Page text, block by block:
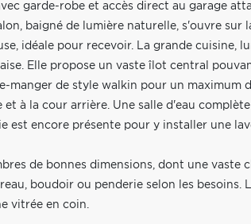
garde-robe et accès direct au garage
baigné de lumière naturelle, s'ouvre sur
idéale pour recevoir. La grande cuisine,
Elle propose un vaste îlot central
manger de style walkin pour un maximum
à la cour arrière. Une salle d'eau
est encore présente pour y installer une
de bonnes dimensions, dont une vaste
boudoir ou penderie selon les besoins.
vitrée en coin.